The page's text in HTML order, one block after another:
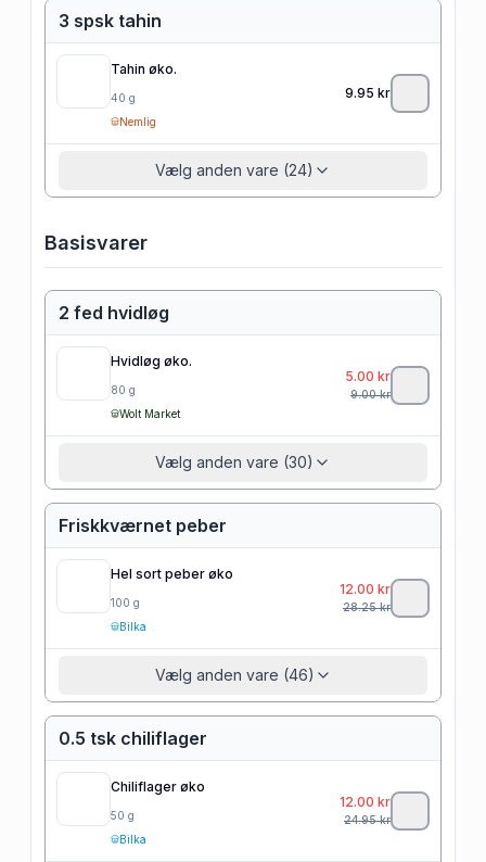
3 spsk tahin
Tahin øko.
40 g
Nemlig
9.95 kr
Vælg anden vare (24)
Basisvarer
2 fed hvidløg
Hvidløg øko.
80 g
Wolt Market
5.00 kr
9.00kr
Vælg anden vare (30)
Friskkværnet peber
Hel sort peber øko
100 g
Bilka
12.00 kr
28.25kr
Vælg anden vare (46)
0.5 tsk chiliflager
Chiliflager øko
50 g
Bilka
12.00 kr
24.95kr